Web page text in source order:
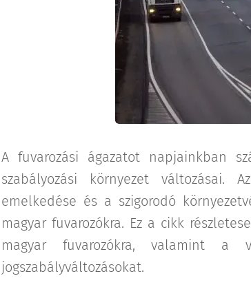
A fuvarozási ágazatot napjainkban
szabályozási környezet változásai.
emelkedése és a szigorodó
magyar fuvarozókra. Ez a cikk
magyar fuvarozókra, valamint a
jogszabályváltozásokat.